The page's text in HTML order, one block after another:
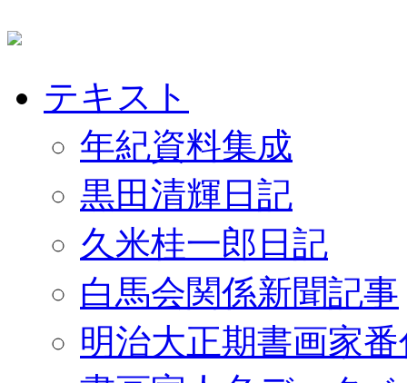
テキスト
年紀資料集成
黒田清輝日記
久米桂一郎日記
白馬会関係新聞記事
明治大正期書画家